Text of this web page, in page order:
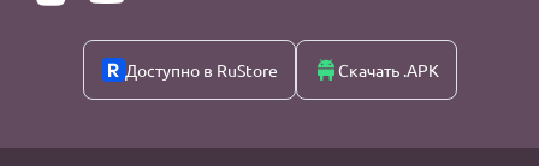
Доступно в RuStore Скачать .APK